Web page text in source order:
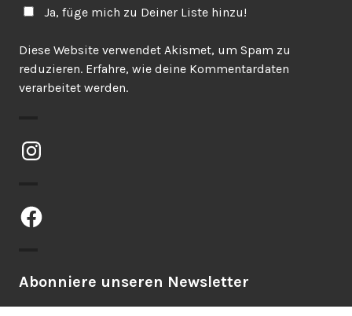
Ja, füge mich zu Deiner Liste hinzu!
Diese Website verwendet Akismet, um Spam zu
reduzieren. Erfahre, wie deine Kommentardaten
verarbeitet werden.
Instagram
Facebook
Abonniere unseren Newsletter